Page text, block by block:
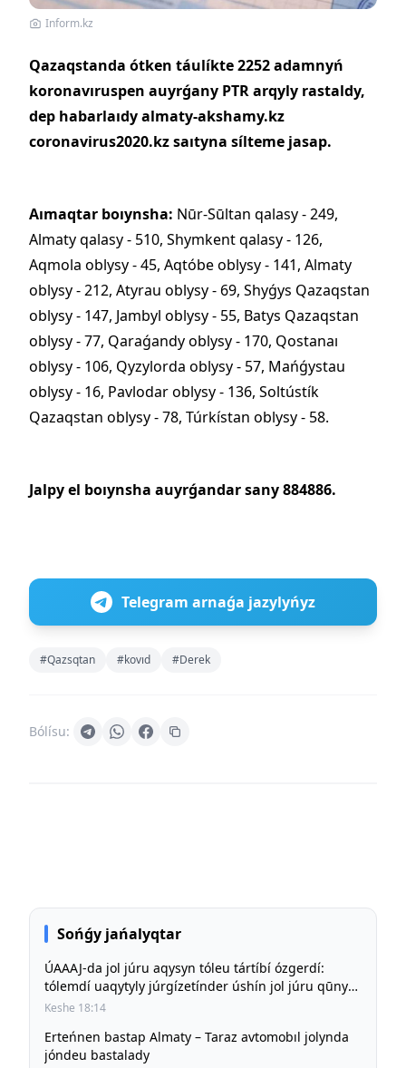
Inform.kz
Qazaqstanda ótken táulíkte 2252 adamnyń
koronavıruspen auyrǵany PTR arqyly rastaldy,
dep habarlaıdy almaty-akshamy.kz
coronavirus2020.kz saıtyna sílteme jasap.
Aımaqtar boıynsha: Nūr-Sūltan qalasy - 249,
Almaty qalasy - 510, Shymkent qalasy - 126,
Aqmola oblysy - 45, Aqtóbe oblysy - 141, Almaty
oblysy - 212, Atyrau oblysy - 69, Shyǵys Qazaqstan
oblysy - 147, Jambyl oblysy - 55, Batys Qazaqstan
oblysy - 77, Qaraǵandy oblysy - 170, Qostanaı
oblysy - 106, Qyzylorda oblysy - 57, Mańǵystau
oblysy - 16, Pavlodar oblysy - 136, Soltústík
Qazaqstan oblysy - 78, Túrkístan oblysy - 58.
Jalpy el boıynsha auyrǵandar sany 884886.
Telegram arnaǵa jazylyńyz
#Qazsqtan #kovıd #Derek
Bólísu:
Sońǵy jańalyqtar
ÚAAAJ-da jol júru aqysyn tóleu tártíbí ózgerdí:
tólemdí uaqytyly júrgízetínder úshín jol júru qūny
būrynǵy deńgeıde saqtalady
Keshe 18:14
Erteńnen bastap Almaty – Taraz avtomobıl jolynda
jóndeu bastalady